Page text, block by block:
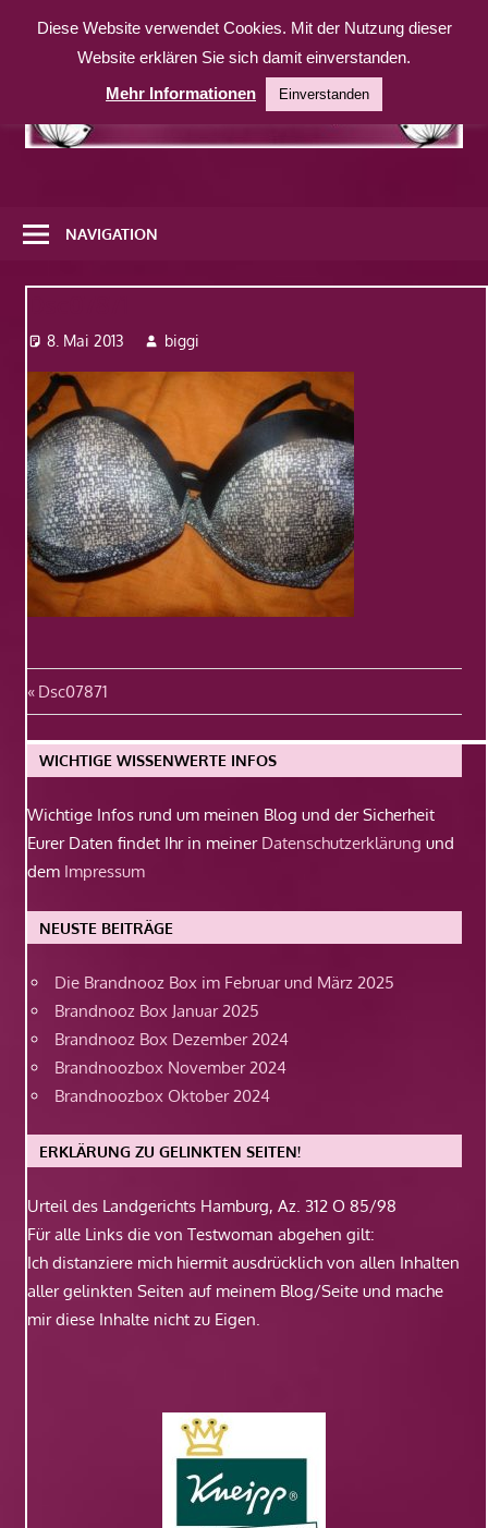
Inhalt
weitere
Website
NAVIGATION
8. Mai 2013 biggi
Beitragsnavigation
Vorheriger
Beitrag:
Dsc07871
WICHTIGE WISSENWERTE INFOS
Wichtige Infos rund um meinen Blog und der Sicherheit
Eurer Daten findet Ihr in meiner Datenschutzerklärung und
dem Impressum
NEUSTE BEITRÄGE
Die Brandnooz Box im Februar und März 2025
Brandnooz Box Januar 2025
Brandnooz Box Dezember 2024
Brandnoozbox November 2024
Brandnoozbox Oktober 2024
ERKLÄRUNG ZU GELINKTEN SEITEN!
Urteil des Landgerichts Hamburg, Az. 312 O 85/98
Für alle Links die von Testwoman abgehen gilt:
Ich distanziere mich hiermit ausdrücklich von allen Inhalten
aller gelinkten Seiten auf meinem Blog/Seite und mache
mir diese Inhalte nicht zu Eigen.
Diese Website verwendet Cookies. Mit der Nutzung dieser
Website erklären Sie sich damit einverstanden.
Mehr Informationen
Einverstanden